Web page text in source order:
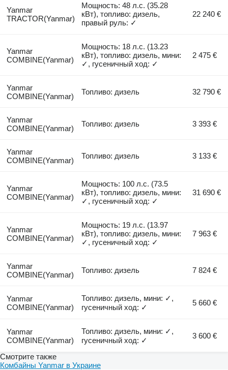
Yanmar
TRACTOR(Yanmar)
Мощность: 48 л.с. (35.28
кВт), топливо: дизель,
правый руль: ✓
22 240 €
Yanmar
COMBINE(Yanmar)
Мощность: 18 л.с. (13.23
кВт), топливо: дизель, мини:
✓, гусеничный ход: ✓
2 475 €
Yanmar
COMBINE(Yanmar)
Топливо: дизель 32 790 €
Yanmar
COMBINE(Yanmar)
Топливо: дизель 3 393 €
Yanmar
COMBINE(Yanmar)
Топливо: дизель 3 133 €
Yanmar
COMBINE(Yanmar)
Мощность: 100 л.с. (73.5
кВт), топливо: дизель, мини:
✓, гусеничный ход: ✓
31 690 €
Yanmar
COMBINE(Yanmar)
Мощность: 19 л.с. (13.97
кВт), топливо: дизель, мини:
✓, гусеничный ход: ✓
7 963 €
Yanmar
COMBINE(Yanmar)
Топливо: дизель 7 824 €
Yanmar
COMBINE(Yanmar)
Топливо: дизель, мини: ✓,
гусеничный ход: ✓
5 660 €
Yanmar
COMBINE(Yanmar)
Топливо: дизель, мини: ✓,
гусеничный ход: ✓
3 600 €
Смотрите также
Комбайны Yanmar в Украине